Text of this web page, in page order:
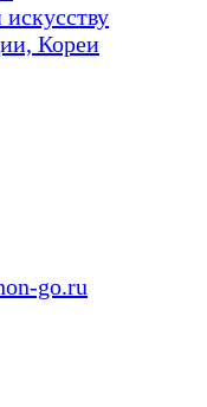
Кореи
go.ru